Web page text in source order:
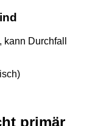
Durchfall
primär